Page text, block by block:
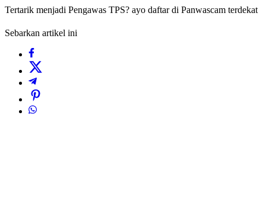
Tertarik menjadi Pengawas TPS? ayo daftar di Panwascam terdekat
Sebarkan artikel ini